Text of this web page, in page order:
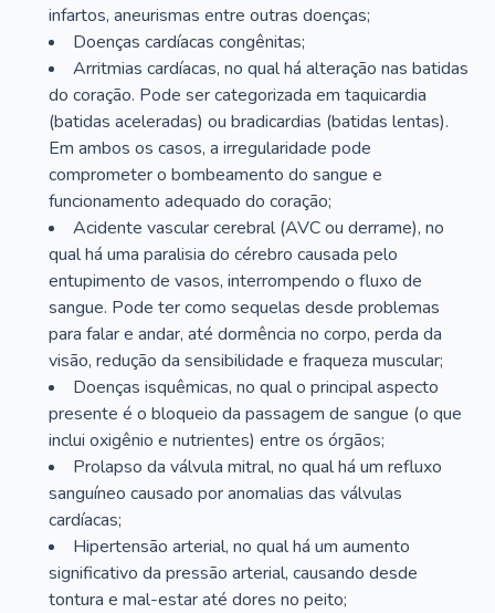
infartos, aneurismas entre outras doenças;
Doenças cardíacas congênitas;
Arritmias cardíacas, no qual há alteração nas batidas
do coração. Pode ser categorizada em taquicardia
(batidas aceleradas) ou bradicardias (batidas lentas).
Em ambos os casos, a irregularidade pode
comprometer o bombeamento do sangue e
funcionamento adequado do coração;
Acidente vascular cerebral (AVC ou derrame), no
qual há uma paralisia do cérebro causada pelo
entupimento de vasos, interrompendo o fluxo de
sangue. Pode ter como sequelas desde problemas
para falar e andar, até dormência no corpo, perda da
visão, redução da sensibilidade e fraqueza muscular;
Doenças isquêmicas, no qual o principal aspecto
presente é o bloqueio da passagem de sangue (o que
inclui oxigênio e nutrientes) entre os órgãos;
Prolapso da válvula mitral, no qual há um refluxo
sanguíneo causado por anomalias das válvulas
cardíacas;
Hipertensão arterial, no qual há um aumento
significativo da pressão arterial, causando desde
tontura e mal-estar até dores no peito;